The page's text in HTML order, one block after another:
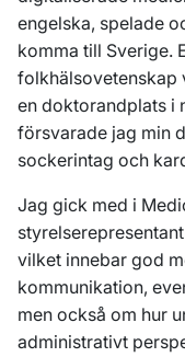
engelska, spelade
komma till Sverige.
folkhälsovetenskap
en doktorandplats i
försvarade jag min
sockerintag och
Jag gick med i
vilket innebar god
kommunikation,
men också om hur
administrativt